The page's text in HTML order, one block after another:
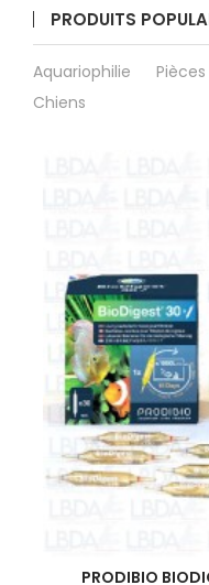
PRODUITS
Aquariophilie
Chiens
PRODIBIO